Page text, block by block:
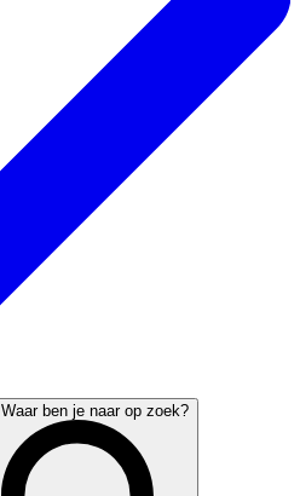
Waar ben je naar op zoek?